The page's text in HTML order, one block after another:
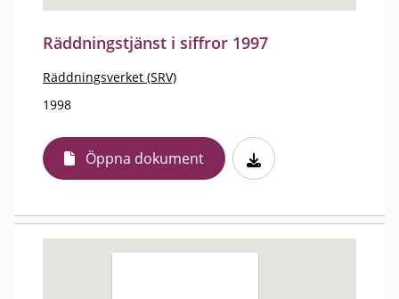
Räddningstjänst i siffror 1997
Räddningsverket (SRV)
1998
Öppna dokument